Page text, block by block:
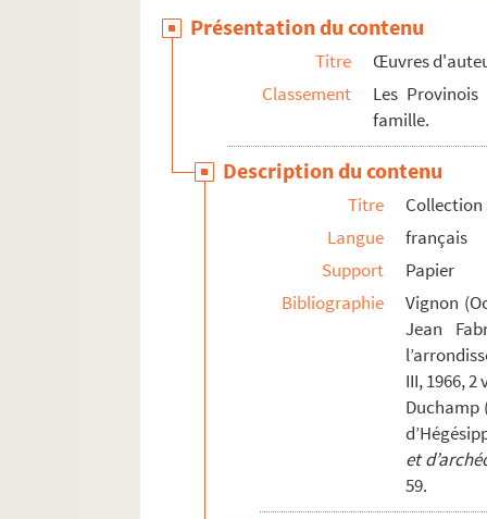
Ms. 405. Lettres patentes sur les foires de
Ms. 406. Fragment de traité
Ms. 450. Fondation de rente sur le fief de
Ms. 513. Ðình Chiêủ Nguyêñ. Luc-Van Tiên
Ms. 521. Dictionnaire galant dans l'ordre
Ms. 529. Traité de philosophie
Ms. 530. Recueil de droit civil
Ms. 533. Charles Martin. Abrégé du commun
Ms. 542. Phisica seu Naturae studium
Ms. 813. Cahier d'écolier d'histoire de France
Ms. 814. Histoire naturelle médicale : Antoine
Fonds François-Thomas-Marie-de-
Présentation du contenu
Titre
Œuvres
Classement
Les
famille.
Description du contenu
Titre
Collection
Langue
français
Support
Papier
Bibliographie
Vignon
Jean
III, 1966, 2
Duchamp
et
59.